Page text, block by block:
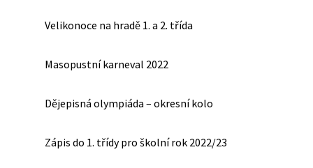
Velikonoce na hradě 1. a 2. třída
Masopustní karneval 2022
Dějepisná olympiáda – okresní kolo
Zápis do 1. třídy pro školní rok 2022/23